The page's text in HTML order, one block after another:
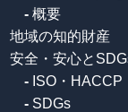
- 概要
地域の知的財産
安全・安心と
- ISO・HACCP
- SDGs